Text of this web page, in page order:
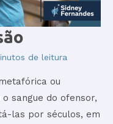
de leitura
ou
sangue do ofensor,
las por séculos, em